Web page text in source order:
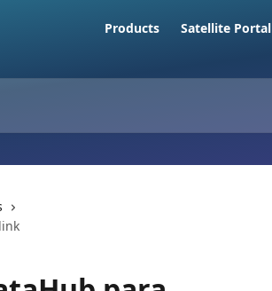
Products Satellite Portal